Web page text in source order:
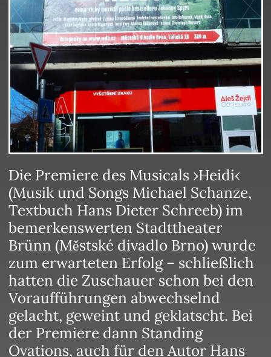
Die Premiere des Musicals ›Heidi‹
(Musik und Songs Michael Schanze,
Textbuch Hans Dieter Schreeb) im
bemerkenswerten Stadttheater
Brünn (Městské divadlo Brno) wurde
zum erwarteten Erfolg – schließlich
hatten die Zuschauer schon bei den
Voraufführungen abwechselnd
gelacht, geweint und geklatscht. Bei
der Premiere dann Standing
Ovations, auch für den Autor Hans